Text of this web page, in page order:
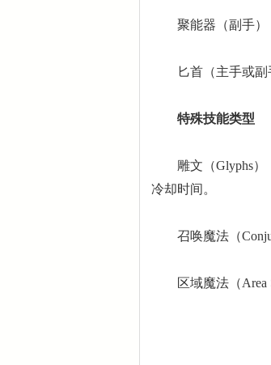
聚能器（副手）
匕首（主手或副手
特殊技能类型
雕文（Glyphs）
冷却时间。
召唤魔法（
区域魔法（Area